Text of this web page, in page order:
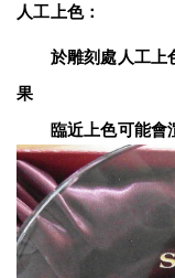
人工上色：
於雕刻處人工上色
果
臨近上色可能會